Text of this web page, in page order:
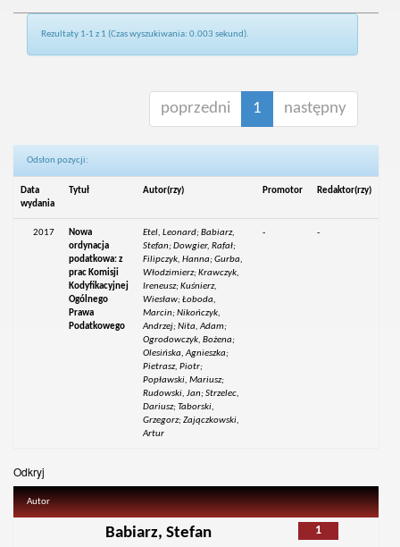
Rezultaty 1-1 z 1 (Czas wyszukiwania: 0.003 sekund).
poprzedni 1 następny
Odsłon pozycji:
Data
wydania
Tytuł Autor(rzy) Promotor Redaktor(rzy)
2017
Nowa
ordynacja
podatkowa: z
prac Komisji
Kodyfikacyjnej
Ogólnego
Prawa
Podatkowego
Etel, Leonard; Babiarz,
Stefan; Dowgier, Rafał;
Filipczyk, Hanna; Gurba,
Włodzimierz; Krawczyk,
Ireneusz; Kuśnierz,
Wiesław; Łoboda,
Marcin; Nikończyk,
Andrzej; Nita, Adam;
Ogrodowczyk, Bożena;
Olesińska, Agnieszka;
Pietrasz, Piotr;
Popławski, Mariusz;
Rudowski, Jan; Strzelec,
Dariusz; Taborski,
Grzegorz; Zajączkowski,
Artur
- -
Odkryj
Autor
1
Babiarz, Stefan